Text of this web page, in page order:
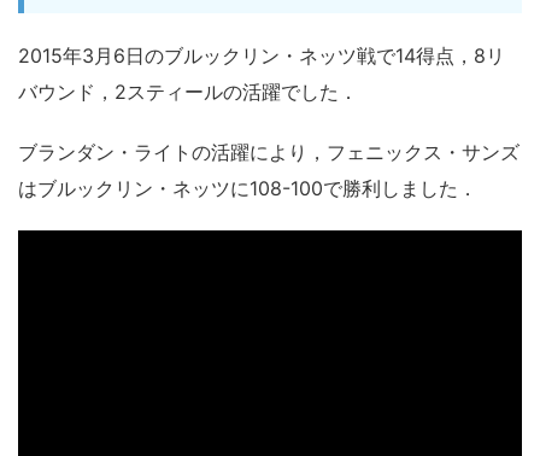
2015年3月6日のブルックリン・ネッツ戦で14得点，8リ
バウンド，2スティールの活躍でした．
ブランダン・ライトの活躍により，フェニックス・サンズ
はブルックリン・ネッツに108-100で勝利しました．